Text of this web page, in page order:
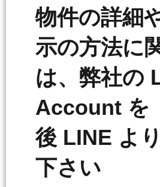
物件の詳細
示の方法に
は、弊社の
Account
後 LINE よ
下さい